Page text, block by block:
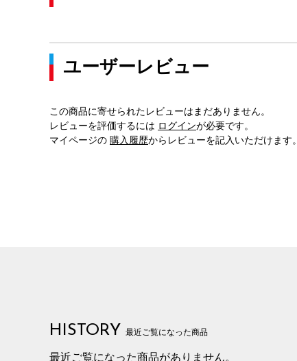
ユーザーレビュー
この商品に寄せられたレビューはまだありません。
レビューを評価するには ログインが必要です。
マイページの 購入履歴からレビューを記入いただけます。
HISTORY 最近ご覧になった商品
最近ご覧になった商品がありません。